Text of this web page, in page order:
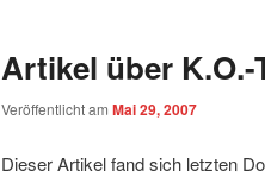
Artikel über
Veröffentlicht am Mai 29, 2007
Dieser Artikel fand sich letzten